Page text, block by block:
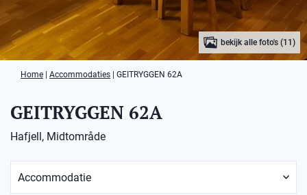
bekijk alle foto's (11)
Home Accommodaties GEITRYGGEN 62A
GEITRYGGEN 62A
Hafjell, Midtområde